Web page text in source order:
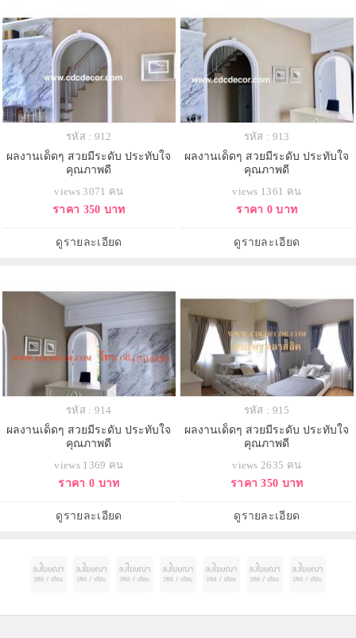
รหัส : 912
ผลงานเด็ดๆ สวยมีระดับ ประทับใจ
คุณภาพดี
views 3071 คน
ราคา 350 บาท
ดูรายละเอียด
รหัส : 913
ผลงานเด็ดๆ สวยมีระดับ ประทับใจ
คุณภาพดี
views 1361 คน
ราคา 0 บาท
ดูรายละเอียด
รหัส : 914
ผลงานเด็ดๆ สวยมีระดับ ประทับใจ
คุณภาพดี
views 1369 คน
ราคา 0 บาท
ดูรายละเอียด
รหัส : 915
ผลงานเด็ดๆ สวยมีระดับ ประทับใจ
คุณภาพดี
views 2635 คน
ราคา 350 บาท
ดูรายละเอียด